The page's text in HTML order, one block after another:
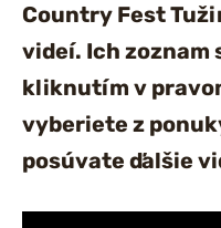
Country Fest
videí. Ich zoznam
kliknutím v
vyberiete z
posúvate ďalšie